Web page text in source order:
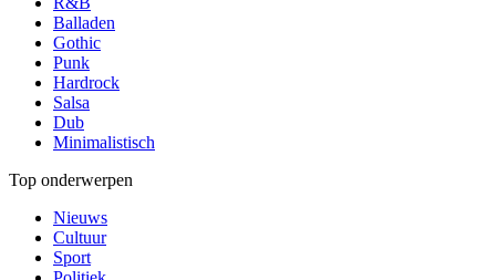
Balladen
Gothic
Punk
Hardrock
Salsa
Dub
Minimalistisch
Top onderwerpen
Nieuws
Cultuur
Sport